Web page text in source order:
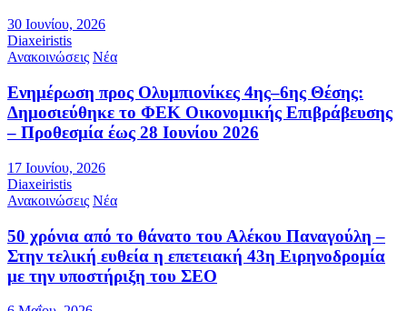
30 Ιουνίου, 2026
Diaxeiristis
Ανακοινώσεις Νέα
Ενημέρωση προς Ολυμπιονίκες 4ης–6ης Θέσης:
Δημοσιεύθηκε το ΦΕΚ Οικονομικής Επιβράβευσης
– Προθεσμία έως 28 Ιουνίου 2026
17 Ιουνίου, 2026
Diaxeiristis
Ανακοινώσεις Νέα
50 χρόνια από το θάνατο του Αλέκου Παναγούλη –
Στην τελική ευθεία η επετειακή 43η Ειρηνοδρομία
με την υποστήριξη του ΣΕΟ